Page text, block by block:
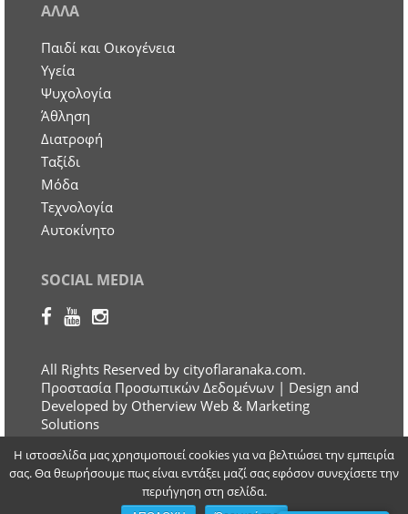
ΑΛΛΑ
Παιδί και Οικογένεια
Υγεία
Ψυχολογία
Άθληση
Διατροφή
Ταξίδι
Μόδα
Τεχνολογία
Αυτοκίνητο
SOCIAL MEDIA
All Rights Reserved by cityoflaranaka.com.
Προστασία Προσωπικών Δεδομένων | Design and
Developed by Otherview Web & Marketing
Solutions
Η ιστοσελίδα μας χρησιμοποιεί cookies για να βελτιώσει την εμπειρία
σας. Θα θεωρήσουμε πως είναι εντάξει μαζί σας εφόσον συνεχίσετε την
περιήγηση στη σελίδα.